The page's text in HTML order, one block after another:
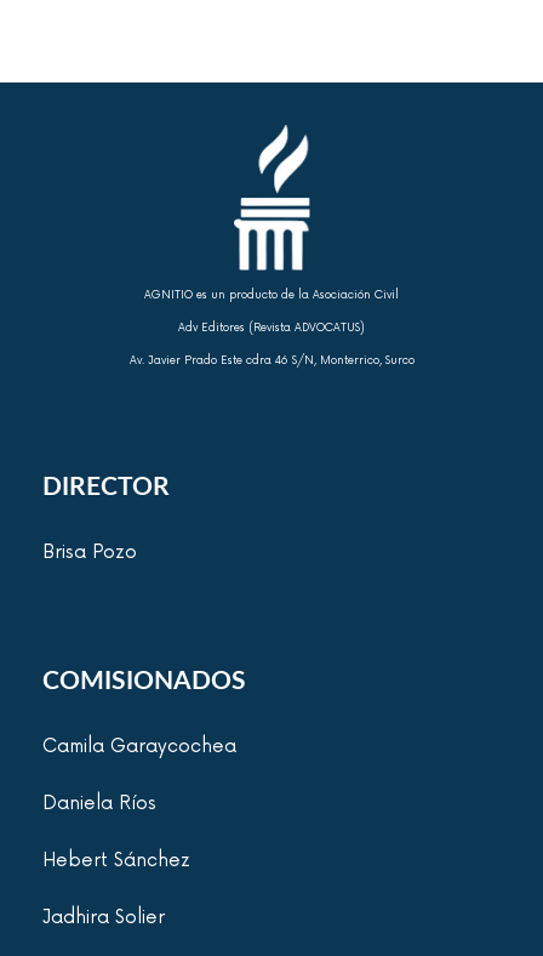
AGNITIO es un producto de la Asociación Civil
Adv Editores (Revista ADVOCATUS)
Av. Javier Prado Este cdra 46 S/N, Monterrico, Surco
DIRECTOR
Brisa Pozo
COMISIONADOS
Camila Garaycochea
Daniela Ríos
Hebert Sánchez
Jadhira Solier